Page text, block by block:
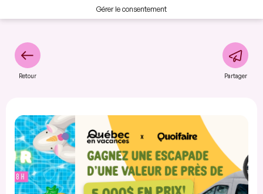
Gérer le consentement
Retour Partager